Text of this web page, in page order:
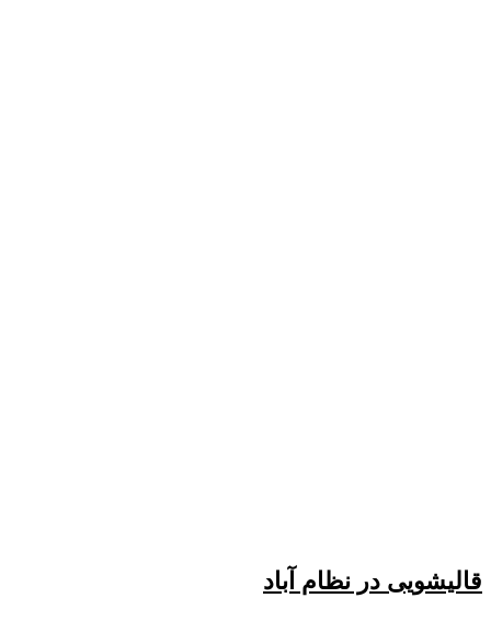
قالیشویی در نظام آباد